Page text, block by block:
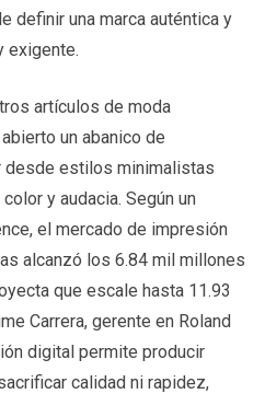
definir una marca auténtica y
exigente.
artículos de moda
un abanico de
estilos minimalistas
y audacia. Según un
el mercado de impresión
alcanzó los 6.84 mil millones
que escale hasta 11.93
Carrera, gerente en Roland
digital permite producir
calidad ni rapidez,